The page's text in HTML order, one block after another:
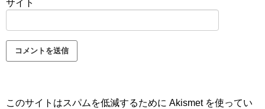
サイト
このサイトはスパムを低減するために Akismet を使ってい